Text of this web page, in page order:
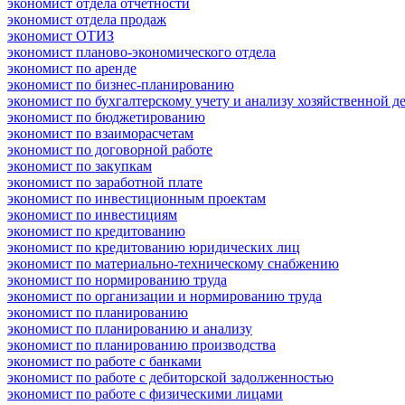
экономист отдела продаж
экономист ОТИЗ
экономист планово-экономического отдела
экономист по аренде
экономист по бизнес-планированию
экономист по бухгалтерскому учету и анализу хозяйственной
экономист по бюджетированию
экономист по взаиморасчетам
экономист по договорной работе
экономист по закупкам
экономист по заработной плате
экономист по инвестиционным проектам
экономист по инвестициям
экономист по кредитованию
экономист по кредитованию юридических лиц
экономист по материально-техническому снабжению
экономист по нормированию труда
экономист по организации и нормированию труда
экономист по планированию
экономист по планированию и анализу
экономист по планированию производства
экономист по работе с банками
экономист по работе с дебиторской задолженностью
экономист по работе с физическими лицами